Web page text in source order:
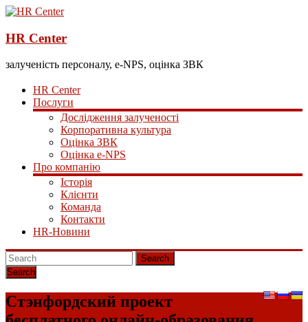
HR Center
залученість персоналу, e-NPS, оцінка ЗВК
HR Center
Послуги
Дослідження залученості
Корпоративна культура
Оцінка ЗВК
Оцінка e-NPS
Про компанію
Історія
Клієнти
Команда
Контакти
HR-Новини
Search
Стэнфордский проект